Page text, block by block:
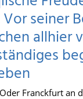
seiner
allhier
Franckfurt an